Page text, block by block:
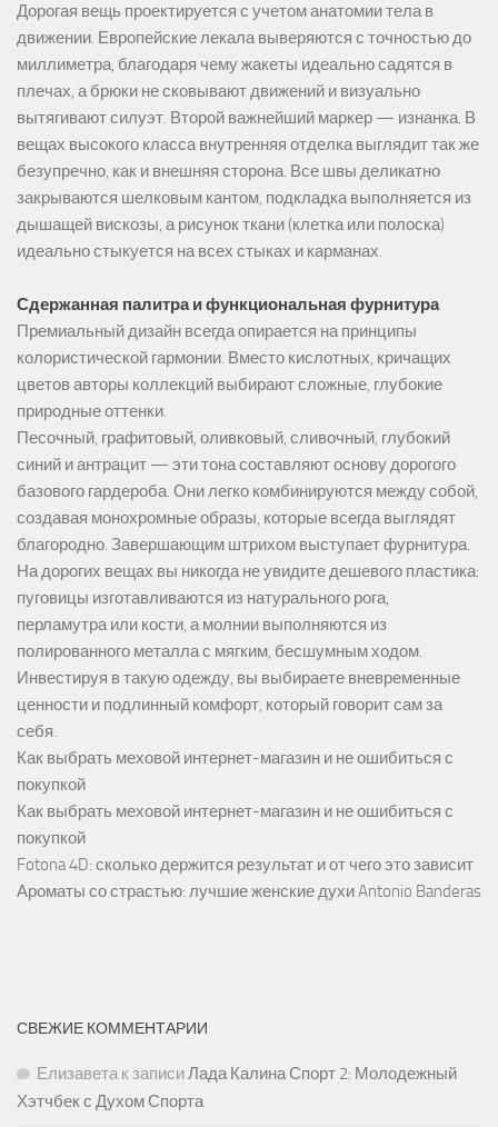
Дорогая вещь проектируется с учетом анатомии тела в
движении. Европейские лекала выверяются с точностью до
миллиметра, благодаря чему жакеты идеально садятся в
плечах, а брюки не сковывают движений и визуально
вытягивают силуэт. Второй важнейший маркер — изнанка. В
вещах высокого класса внутренняя отделка выглядит так же
безупречно, как и внешняя сторона. Все швы деликатно
закрываются шелковым кантом, подкладка выполняется из
дышащей вискозы, а рисунок ткани (клетка или полоска)
идеально стыкуется на всех стыках и карманах.
Сдержанная палитра и функциональная фурнитура
Премиальный дизайн всегда опирается на принципы
колористической гармонии. Вместо кислотных, кричащих
цветов авторы коллекций выбирают сложные, глубокие
природные оттенки.
Песочный, графитовый, оливковый, сливочный, глубокий
синий и антрацит — эти тона составляют основу дорогого
базового гардероба. Они легко комбинируются между собой,
создавая монохромные образы, которые всегда выглядят
благородно. Завершающим штрихом выступает фурнитура.
На дорогих вещах вы никогда не увидите дешевого пластика:
пуговицы изготавливаются из натурального рога,
перламутра или кости, а молнии выполняются из
полированного металла с мягким, бесшумным ходом.
Инвестируя в такую одежду, вы выбираете вневременные
ценности и подлинный комфорт, который говорит сам за
себя.
Как выбрать меховой интернет-магазин и не ошибиться с
покупкой
Как выбрать меховой интернет-магазин и не ошибиться с
покупкой
Fotona 4D: сколько держится результат и от чего это зависит
Ароматы со страстью: лучшие женские духи Antonio Banderas
СВЕЖИЕ КОММЕНТАРИИ
Елизаветак записиЛада Калина Спорт 2: Молодежный
Хэтчбек с Духом Спорта